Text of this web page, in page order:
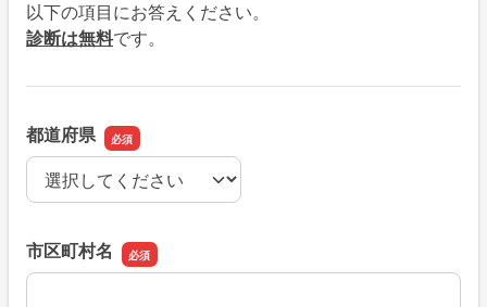
以下の項目にお答えください。
診断は無料です。
都道府県
都道府県
市区町村名
市区町村名